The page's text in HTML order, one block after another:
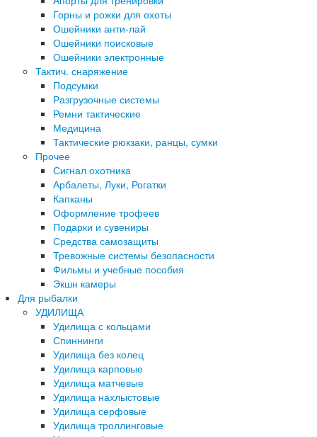
Горны и рожки для охоты
Ошейники анти-лай
Ошейники поисковые
Ошейники электронные
Тактич. снаряжение
Подсумки
Разгрузочные системы
Ремни тактические
Медицина
Тактические рюкзаки, ранцы, сумки
Прочее
Сигнал охотника
Арбалеты, Луки, Рогатки
Капканы
Оформление трофеев
Подарки и сувениры
Средства самозащиты
Тревожные системы безопасности
Фильмы и учебные пособия
Экшн камеры
Для рыбалки
УДИЛИЩА
Удилища с кольцами
Спиннинги
Удилища без колец
Удилища карповые
Удилища матчевые
Удилища нахлыстовые
Удилища серфовые
Удилища троллинговые